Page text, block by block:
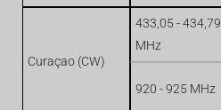
Curaçao (CW)
433,05 - 434,79
MHz
920 - 925 MHz